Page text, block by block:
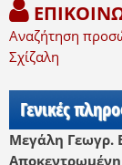
Αναζήτηση
Σχίζαλη
Γενικές
Μεγάλη Γεωγρ.
Αποκεντρωμένη